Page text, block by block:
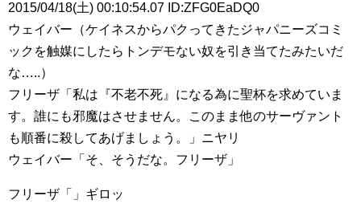
2015/04/18(土) 00:10:54.07 ID:ZFG0EaDQ0
ウェイバー（ケイネスからパクってきたジャパニーズコミ
ックを触媒にしたらトンデモない奴を引き当てたみたいだ
な…..）
フリーザ「私は『不老不死』になる為に聖杯を求めていま
す。誰にも邪魔はさせません。このまま他のサーヴァント
も順番に殺してあげましょう。」ニヤリ
ウェイバー「そ、そうだな。フリーザ」
フリーザ「」ギロッ